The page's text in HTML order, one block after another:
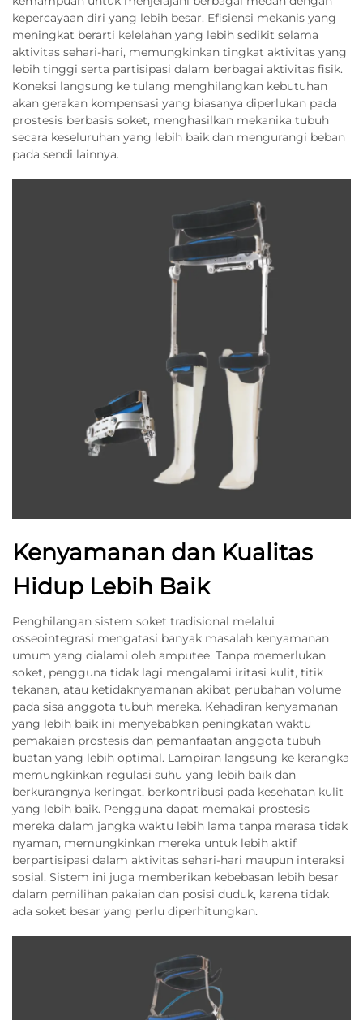
kepercayaan diri yang lebih besar. Efisiensi mekanis yang
meningkat berarti kelelahan yang lebih sedikit selama
aktivitas sehari-hari, memungkinkan tingkat aktivitas yang
lebih tinggi serta partisipasi dalam berbagai aktivitas fisik.
Koneksi langsung ke tulang menghilangkan kebutuhan
akan gerakan kompensasi yang biasanya diperlukan pada
prostesis berbasis soket, menghasilkan mekanika tubuh
secara keseluruhan yang lebih baik dan mengurangi beban
pada sendi lainnya.
Kenyamanan dan Kualitas
Hidup Lebih Baik
Penghilangan sistem soket tradisional melalui
osseointegrasi mengatasi banyak masalah kenyamanan
umum yang dialami oleh amputee. Tanpa memerlukan
soket, pengguna tidak lagi mengalami iritasi kulit, titik
tekanan, atau ketidaknyamanan akibat perubahan volume
pada sisa anggota tubuh mereka. Kehadiran kenyamanan
yang lebih baik ini menyebabkan peningkatan waktu
pemakaian prostesis dan pemanfaatan anggota tubuh
buatan yang lebih optimal. Lampiran langsung ke kerangka
memungkinkan regulasi suhu yang lebih baik dan
berkurangnya keringat, berkontribusi pada kesehatan kulit
yang lebih baik. Pengguna dapat memakai prostesis
mereka dalam jangka waktu lebih lama tanpa merasa tidak
nyaman, memungkinkan mereka untuk lebih aktif
berpartisipasi dalam aktivitas sehari-hari maupun interaksi
sosial. Sistem ini juga memberikan kebebasan lebih besar
dalam pemilihan pakaian dan posisi duduk, karena tidak
ada soket besar yang perlu diperhitungkan.